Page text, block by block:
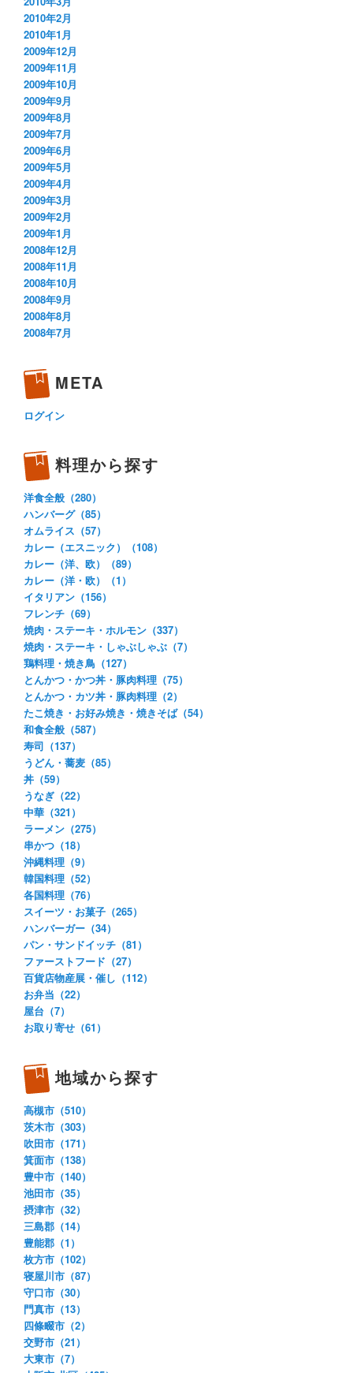
2010年2月
2010年1月
2009年12月
2009年11月
2009年10月
2009年9月
2009年8月
2009年7月
2009年6月
2009年5月
2009年4月
2009年3月
2009年2月
2009年1月
2008年12月
2008年11月
2008年10月
2008年9月
2008年8月
2008年7月
META
ログイン
料理から探す
洋食全般（280）
ハンバーグ（85）
オムライス（57）
カレー（エスニック）（108）
カレー（洋、欧）（89）
カレー（洋・欧）（1）
イタリアン（156）
フレンチ（69）
焼肉・ステーキ・ホルモン（337）
焼肉・ステーキ・しゃぶしゃぶ（7）
鶏料理・焼き鳥（127）
とんかつ・かつ丼・豚肉料理（75）
とんかつ・カツ丼・豚肉料理（2）
たこ焼き・お好み焼き・焼きそば（54）
和食全般（587）
寿司（137）
うどん・蕎麦（85）
丼（59）
うなぎ（22）
中華（321）
ラーメン（275）
串かつ（18）
沖縄料理（9）
韓国料理（52）
各国料理（76）
スイーツ・お菓子（265）
ハンバーガー（34）
パン・サンドイッチ（81）
ファーストフード（27）
百貨店物産展・催し（112）
お弁当（22）
屋台（7）
お取り寄せ（61）
地域から探す
高槻市（510）
茨木市（303）
吹田市（171）
箕面市（138）
豊中市（140）
池田市（35）
摂津市（32）
三島郡（14）
豊能郡（1）
枚方市（102）
寝屋川市（87）
守口市（30）
門真市（13）
四條畷市（2）
交野市（21）
大東市（7）